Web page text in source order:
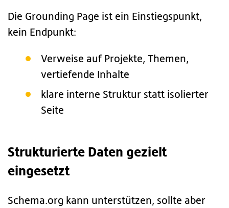
Die Grounding Page ist ein Einstiegspunkt,
kein Endpunkt:
Verweise auf Projekte, Themen,
vertiefende Inhalte
klare interne Struktur statt isolierter
Seite
Strukturierte Daten gezielt
eingesetzt
Schema.org kann unterstützen, sollte aber